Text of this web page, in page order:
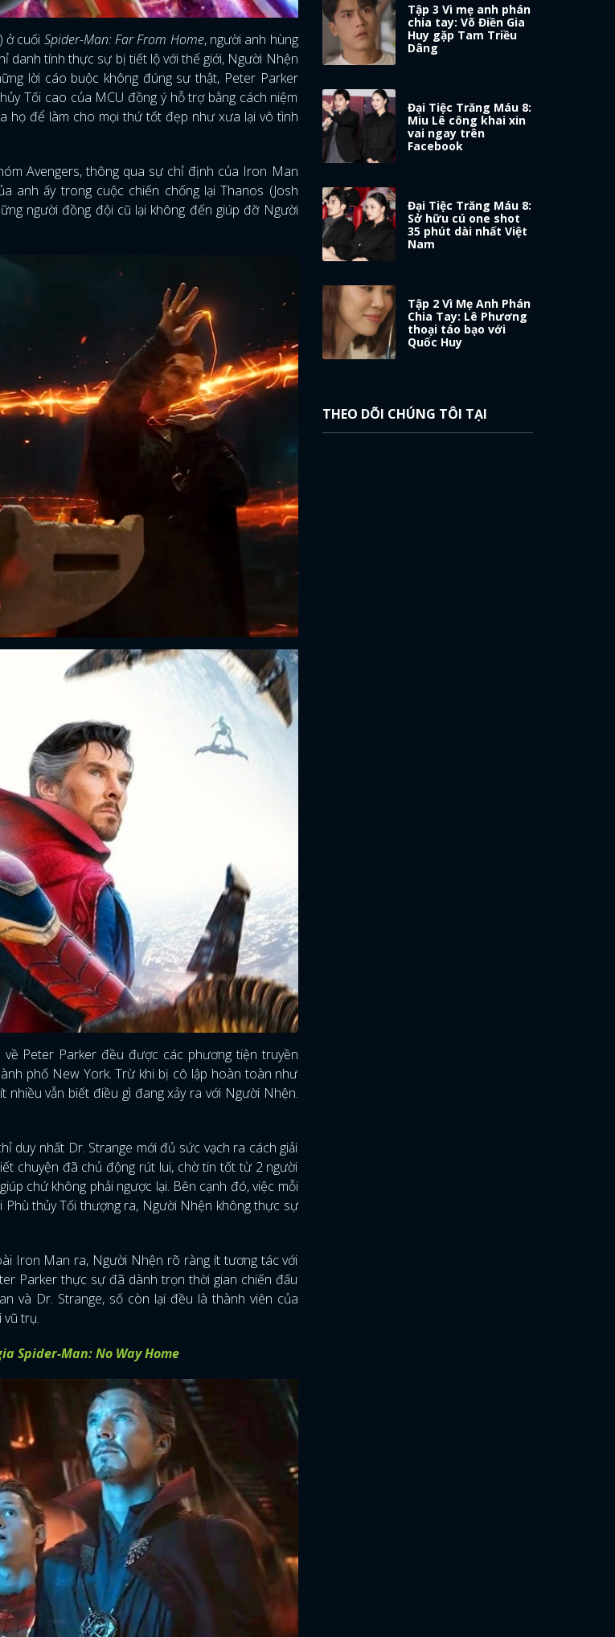
NHẬP
ở cuối Spider-Man: Far From Home, người anh hùng
danh tính thực sự bị tiết lộ với thế giới, Người Nhện
lời cáo buộc không đúng sự thật, Peter Parker
Tối cao của MCU đồng ý hỗ trợ bằng cách niệm
họ để làm cho mọi thứ tốt đẹp như xưa lại vô tình
Avengers, thông qua sự chỉ định của Iron Man
anh ấy trong cuộc chiến chống lại Thanos (Josh
người đồng đội cũ lại không đến giúp đỡ Người
Peter Parker đều được các phương tiện truyền
phố New York. Trừ khi bị cô lập hoàn toàn như
nhiều vẫn biết điều gì đang xảy ra với Người Nhện.
duy nhất Dr. Strange mới đủ sức vạch ra cách giải
chuyện đã chủ động rút lui, chờ tin tốt từ 2 người
chứ không phải ngược lại. Bên cạnh đó, việc mỗi
thủy Tối thượng ra, Người Nhện không thực sự
Iron Man ra, Người Nhện rõ ràng ít tương tác với
Parker thực sự đã dành trọn thời gian chiến đấu
và Dr. Strange, số còn lại đều là thành viên của
trụ.
Spider-Man: No Way Home
Tập 3 Vì mẹ anh phán
chia tay: Võ Điền Gia
Huy gặp Tam Triều
Dâng
Đại Tiệc Trăng Máu 8:
Miu Lê công khai xin
vai ngay trên
Facebook
Đại Tiệc Trăng Máu 8:
Sở hữu cú one shot
35 phút dài nhất Việt
Nam
Tập 2 Vì Mẹ Anh Phán
Chia Tay: Lê Phương
thoại táo bạo với
Quốc Huy
THEO DÕI CHÚNG TÔI TẠI